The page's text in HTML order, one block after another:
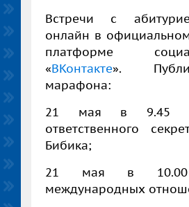
Встречи с
онлайн в
платформе
«ВКонтакте».
марафона:
21 мая в 9.45 –
ответственного
Бибика;
21 мая в 10.00
международных